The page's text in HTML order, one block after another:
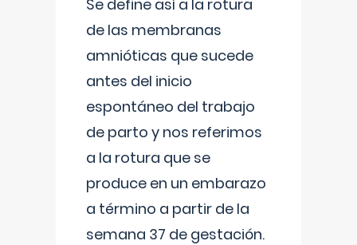
Se define así a la rotura
de las membranas
amnióticas que sucede
antes del inicio
espontáneo del trabajo
de parto y nos referimos
a la rotura que se
produce en un embarazo
a término a partir de la
semana 37 de gestación.